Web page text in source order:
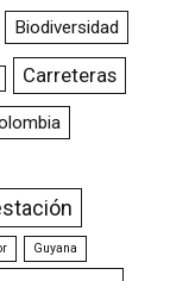
Biodiversidad
Carreteras
Guyana